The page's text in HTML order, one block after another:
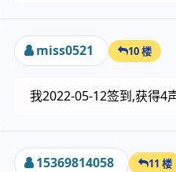
miss0521 10 楼
我2022-05-12签到,获得4
15369814058 11 楼